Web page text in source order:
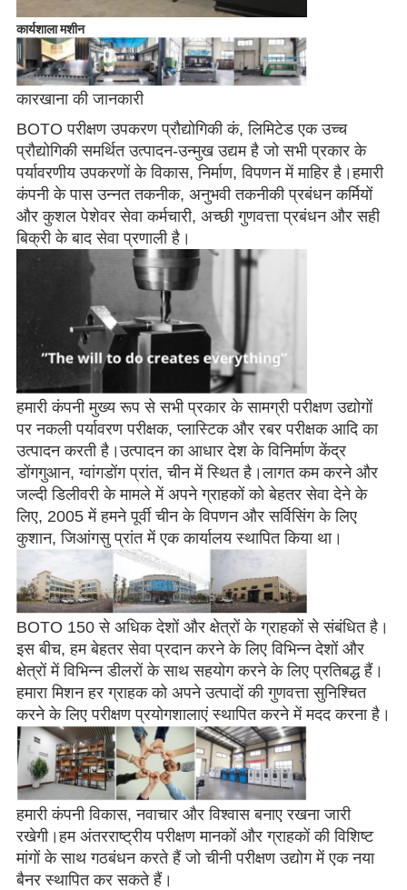
कार्यशाला मशीन
कारखाना की जानकारी
BOTO परीक्षण उपकरण प्रौद्योगिकी कं, लिमिटेड एक उच्च
प्रौद्योगिकी समर्थित उत्पादन-उन्मुख उद्यम है जो सभी प्रकार के
पर्यावरणीय उपकरणों के विकास, निर्माण, विपणन में माहिर है।हमारी
कंपनी के पास उन्नत तकनीक, अनुभवी तकनीकी प्रबंधन कर्मियों
और कुशल पेशेवर सेवा कर्मचारी, अच्छी गुणवत्ता प्रबंधन और सही
बिक्री के बाद सेवा प्रणाली है।
हमारी कंपनी मुख्य रूप से सभी प्रकार के सामग्री परीक्षण उद्योगों
पर नकली पर्यावरण परीक्षक, प्लास्टिक और रबर परीक्षक आदि का
उत्पादन करती है।उत्पादन का आधार देश के विनिर्माण केंद्र
डोंगगुआन, ग्वांगडोंग प्रांत, चीन में स्थित है।लागत कम करने और
जल्दी डिलीवरी के मामले में अपने ग्राहकों को बेहतर सेवा देने के
लिए, 2005 में हमने पूर्वी चीन के विपणन और सर्विसिंग के लिए
कुशान, जिआंगसु प्रांत में एक कार्यालय स्थापित किया था।
BOTO 150 से अधिक देशों और क्षेत्रों के ग्राहकों से संबंधित है।
इस बीच, हम बेहतर सेवा प्रदान करने के लिए विभिन्न देशों और
क्षेत्रों में विभिन्न डीलरों के साथ सहयोग करने के लिए प्रतिबद्ध हैं।
हमारा मिशन हर ग्राहक को अपने उत्पादों की गुणवत्ता सुनिश्चित
करने के लिए परीक्षण प्रयोगशालाएं स्थापित करने में मदद करना है।
हमारी कंपनी विकास, नवाचार और विश्वास बनाए रखना जारी
रखेगी।हम अंतरराष्ट्रीय परीक्षण मानकों और ग्राहकों की विशिष्ट
मांगों के साथ गठबंधन करते हैं जो चीनी परीक्षण उद्योग में एक नया
बैनर स्थापित कर सकते हैं।